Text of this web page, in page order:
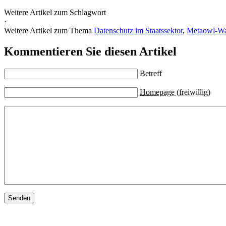
Weitere Artikel zum Schlagwort
·
Weitere Artikel zum Thema Datenschutz im Staatssektor, Metaowl-
Kommentieren Sie diesen Artikel
Betreff
Homepage (freiwillig)